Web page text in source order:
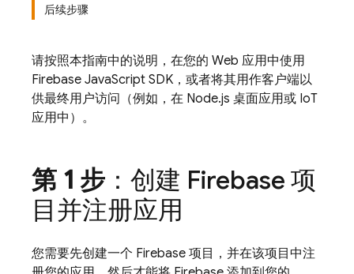
后续步骤
请按照本指南中的说明，在您的 Web 应用中使用
Firebase JavaScript SDK，或者将其用作客户端以
供最终用户访问（例如，在 Node.js 桌面应用或 IoT
应用中）。
第 1 步 ：创建 Firebase 项
目并注册应用
您需要先创建一个 Firebase 项目，并在该项目中注